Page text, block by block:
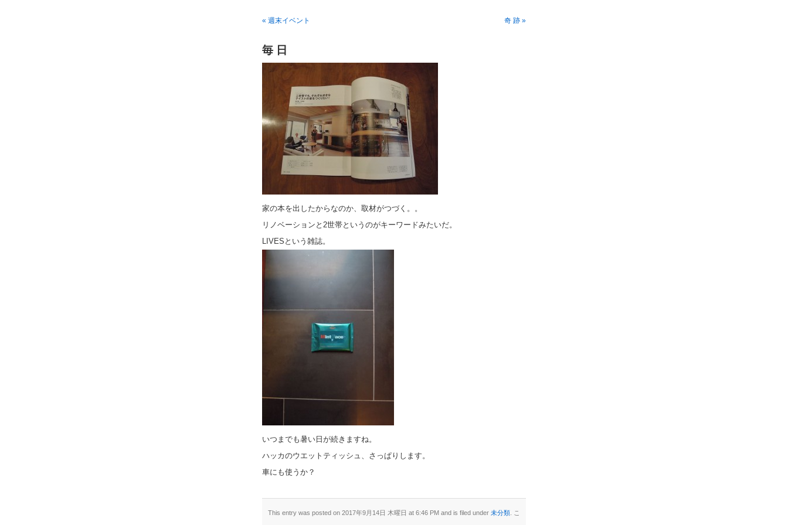
« 週末イベント 奇 跡 »
毎 日
家の本を出したからなのか、取材がつづく。。
リノベーションと2世帯というのがキーワードみたいだ。
LIVESという雑誌。
いつまでも暑い日が続きますね。
ハッカのウエットティッシュ、さっぱりします。
車にも使うか？
This entry was posted on 2017年9月14日 木曜日 at 6:46 PM and is filed under 未分類. こ